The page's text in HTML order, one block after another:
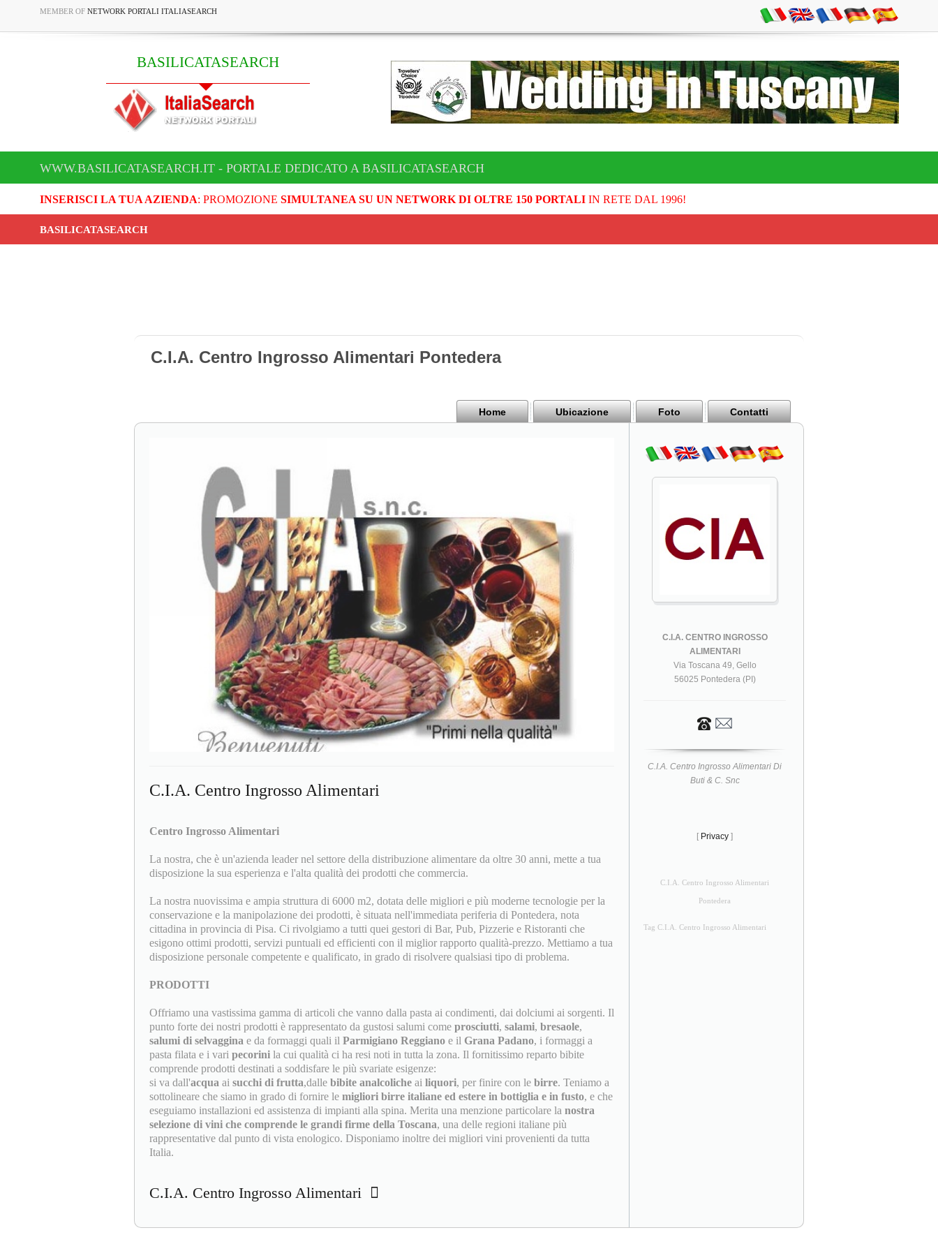
MEMBER OF NETWORK PORTALI ITALIASEARCH
BASILICATASEARCH
WWW.BASILICATASEARCH.IT - PORTALE DEDICATO A BASILICATASEARCH
INSERISCI LA TUA AZIENDA: PROMOZIONE SIMULTANEA SU UN NETWORK DI OLTRE 150 PORTALIIN RETE DAL 1996!
BASILICATASEARCH
C.I.A. Centro Ingrosso Alimentari Pontedera
Home Ubicazione Foto Contatti
C.I.A. Centro Ingrosso Alimentari
Centro Ingrosso Alimentari
La nostra, che è un'azienda leader nel settore della distribuzione alimentare da oltre 30 anni, mette a tua
disposizione la sua esperienza e l'alta qualità dei prodotti che commercia.
La nostra nuovissima e ampia struttura di 6000 m2, dotata delle migliori e più moderne tecnologie per la
conservazione e la manipolazione dei prodotti, è situata nell'immediata periferia di Pontedera, nota
cittadina in provincia di Pisa. Ci rivolgiamo a tutti quei gestori di Bar, Pub, Pizzerie e Ristoranti che
esigono ottimi prodotti, servizi puntuali ed efficienti con il miglior rapporto qualità-prezzo. Mettiamo a tua
disposizione personale competente e qualificato, in grado di risolvere qualsiasi tipo di problema.
PRODOTTI
Offriamo una vastissima gamma di articoli che vanno dalla pasta ai condimenti, dai dolciumi ai sorgenti. Il
punto forte dei nostri prodotti è rappresentato da gustosi salumi come prosciutti, salami, bresaole,
salumi di selvaggina e da formaggi quali il Parmigiano Reggiano e il Grana Padano, i formaggi a
pasta filata e i vari pecorini la cui qualità ci ha resi noti in tutta la zona. Il fornitissimo reparto bibite
comprende prodotti destinati a soddisfare le più svariate esigenze:
si va dall'acqua ai succhi di frutta,dalle bibite analcoliche ai liquori, per finire con le birre. Teniamo a
sottolineare che siamo in grado di fornire le migliori birre italiane ed estere in bottiglia e in fusto, e che
eseguiamo installazioni ed assistenza di impianti alla spina. Merita una menzione particolare la nostra
selezione di vini che comprende le grandi firme della Toscana, una delle regioni italiane più
rappresentative dal punto di vista enologico. Disponiamo inoltre dei migliori vini provenienti da tutta
Italia.
C.I.A. Centro Ingrosso Alimentari
C.I.A. CENTRO INGROSSO
ALIMENTARI
Via Toscana 49, Gello
56025 Pontedera (PI)
C.I.A. Centro Ingrosso Alimentari Di
Buti & C. Snc
[ Privacy ]
C.I.A. Centro Ingrosso Alimentari
Pontedera
Tag C.I.A. Centro Ingrosso Alimentari